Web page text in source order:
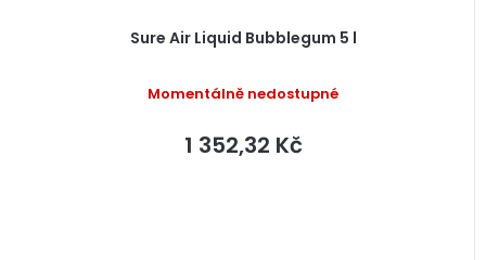
Sure Air Liquid Bubblegum 5 l
Momentálně nedostupné
1 352,32 Kč